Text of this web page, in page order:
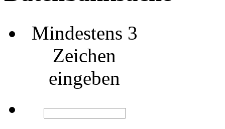
Mindestens 3
Zeichen
eingeben